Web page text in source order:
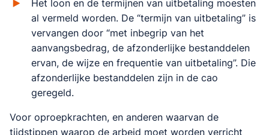
Het loon en de termijnen van uitbetaling moesten
al vermeld worden. De “termijn van uitbetaling” is
vervangen door “met inbegrip van het
aanvangsbedrag, de afzonderlijke bestanddelen
ervan, de wijze en frequentie van uitbetaling”. Die
afzonderlijke bestanddelen zijn in de cao
geregeld.
Voor oproepkrachten, en anderen waarvan de
tijdstippen waarop de arbeid moet worden verricht